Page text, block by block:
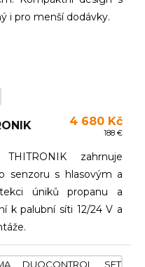
i pro menší dodávky.
4 680 Kč
188 €
zahrnuje
senzoru s hlasovým a
úniků propanu a
k palubní síti 12/24 V a